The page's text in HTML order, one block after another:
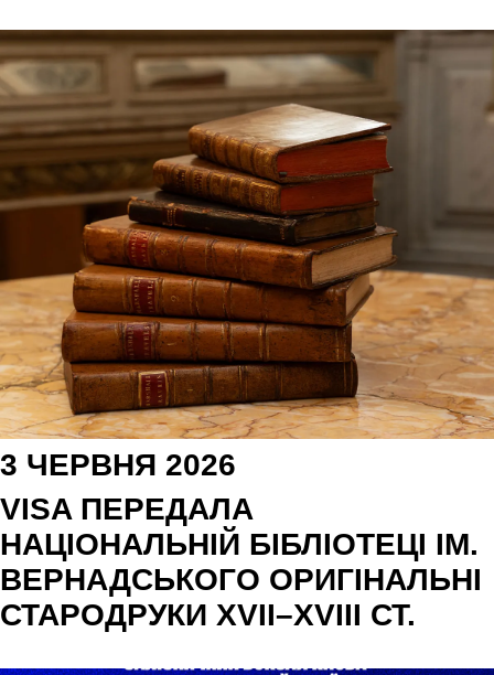
3 ЧЕРВНЯ 2026
VISA ПЕРЕДАЛА
НАЦІОНАЛЬНІЙ БІБЛІОТЕЦІ ІМ.
ВЕРНАДСЬКОГО ОРИГІНАЛЬНІ
СТАРОДРУКИ XVII–XVIII СТ.